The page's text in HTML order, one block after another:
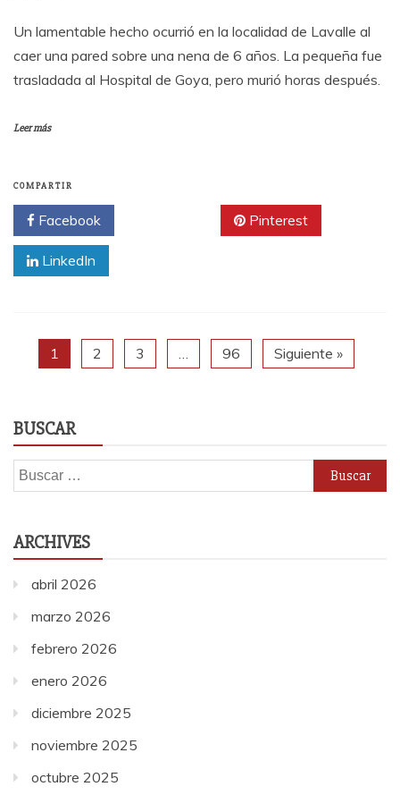
Un lamentable hecho ocurrió en la localidad de Lavalle al
caer una pared sobre una nena de 6 años. La pequeña fue
trasladada al Hospital de Goya, pero murió horas después.
Leer más
COMPARTIR
Facebook Pinterest
LinkedIn
1 2 3 96 Siguiente »
BUSCAR
Buscar:
ARCHIVES
abril 2026
marzo 2026
febrero 2026
enero 2026
diciembre 2025
noviembre 2025
octubre 2025